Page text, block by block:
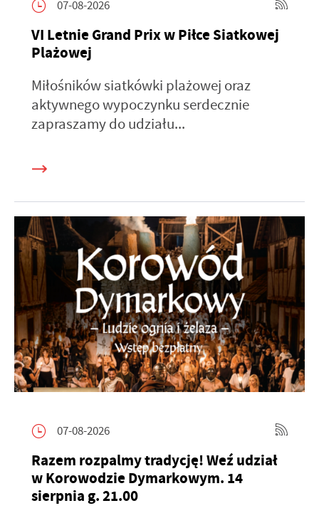
07-08-2026
VI Letnie Grand Prix w Piłce Siatkowej
Plażowej
Miłośników siatkówki plażowej oraz
aktywnego wypoczynku serdecznie
zapraszamy do udziału...
07-08-2026
Razem rozpalmy tradycję! Weź udział
w Korowodzie Dymarkowym. 14
sierpnia g. 21.00